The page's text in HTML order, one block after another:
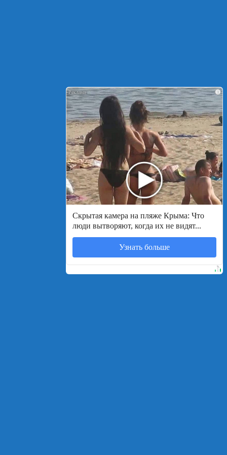
i
Скрытая камера на пляже Крыма: Что
люди вытворяют, когда их не видят...
Узнать больше